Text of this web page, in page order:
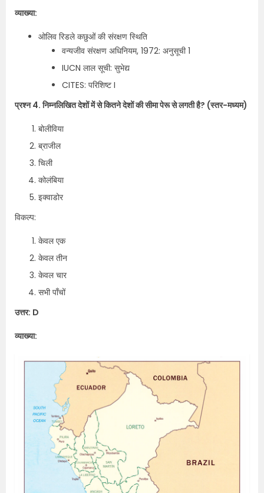
व्याख्या:
ओलिव रिडले कछुओं की संरक्षण स्थिति
वन्यजीव संरक्षण अधिनियम, 1972: अनुसूची 1
IUCN लाल सूची: सुभेद्य
CITES: परिशिष्ट I
प्रश्न 4. निम्नलिखित देशों में से कितने देशों की सीमा पेरू से लगती है? (स्तर-मध्यम)
बोलीविया
ब्राजील
चिली
कोलंबिया
इक्वाडोर
विकल्प:
केवल एक
केवल तीन
केवल चार
सभी पाँचों
उत्तर: D
व्याख्या: